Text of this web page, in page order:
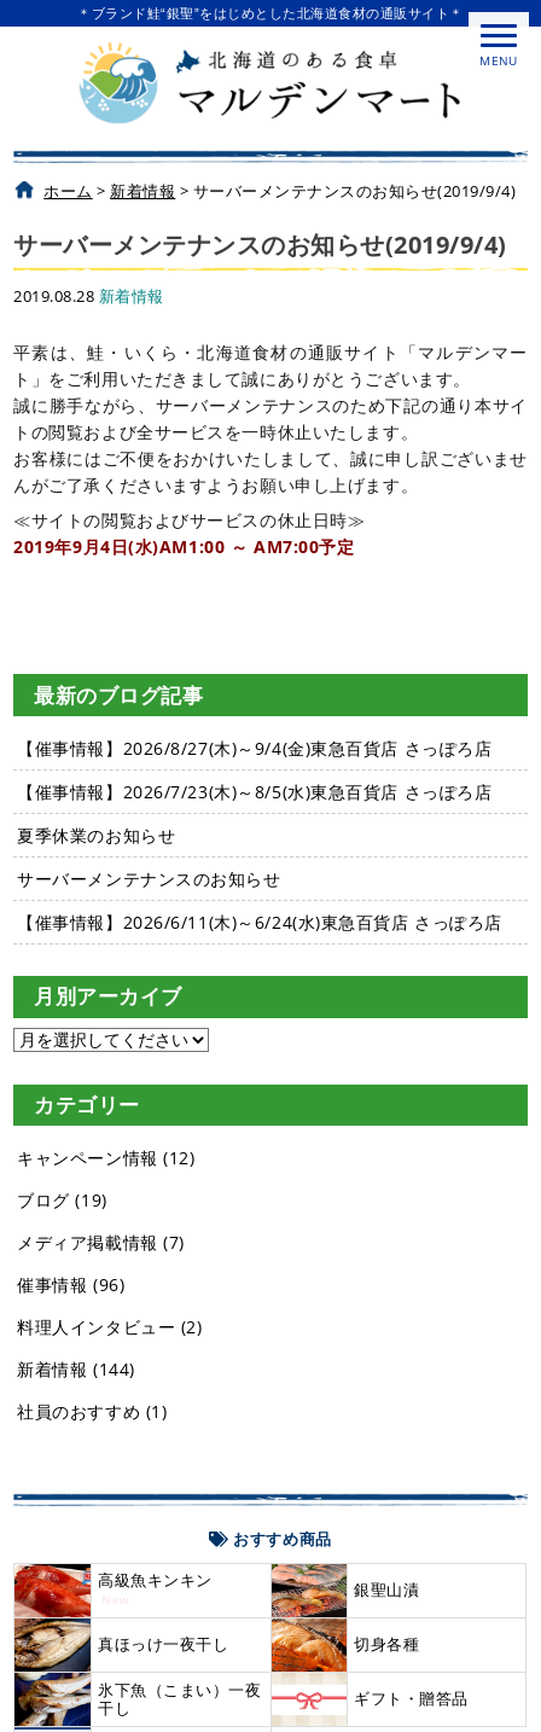
＊ブランド鮭“銀聖”をはじめとした北海道食材の通販サイト＊
MENU
ホーム >新着情報 > サーバーメンテナンスのお知らせ(2019/9/4)
サーバーメンテナンスのお知らせ(2019/9/4)
2019.08.28 新着情報
平素は、鮭・いくら・北海道食材の通販サイト「マルデンマー
ト」をご利用いただきまして誠にありがとうございます。
誠に勝手ながら、サーバーメンテナンスのため下記の通り本サイ
トの閲覧および全サービスを一時休止いたします。
お客様にはご不便をおかけいたしまして、誠に申し訳ございませ
んがご了承くださいますようお願い申し上げます。
≪サイトの閲覧およびサービスの休止日時≫
2019年9月4日(水)AM1:00 ～ AM7:00予定
最新のブログ記事
【催事情報】2026/8/27(木)～9/4(金)東急百貨店 さっぽろ店
【催事情報】2026/7/23(木)～8/5(水)東急百貨店 さっぽろ店
夏季休業のお知らせ
サーバーメンテナンスのお知らせ
【催事情報】2026/6/11(木)～6/24(水)東急百貨店 さっぽろ店
月別アーカイブ
カテゴリー
キャンペーン情報 (12)
ブログ (19)
メディア掲載情報 (7)
催事情報 (96)
料理人インタビュー (2)
新着情報 (144)
社員のおすすめ (1)
おすすめ商品
高級魚キンキン
New 銀聖山漬
真ほっけ一夜干し 切身各種
氷下魚（こまい）一夜
干し
ギフト・贈答品